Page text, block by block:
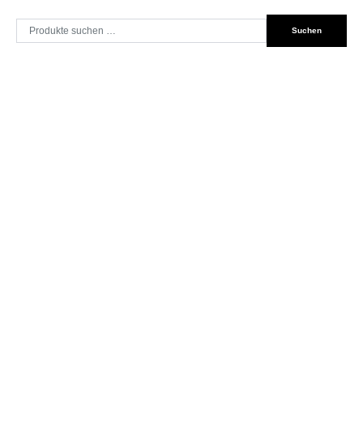
Suche
nach:
Suchen